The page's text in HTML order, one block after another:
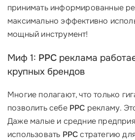
принимать информированные
максимально эффективно
мощный инструмент!
Миф 1: PPC реклама
крупных брендов
Многие полагают, что только
позволить себе PPC рекламу.
Даже малые и средние
использовать PPCстратегию